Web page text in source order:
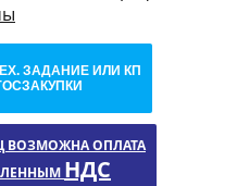
ЗАДАНИЕ ИЛИ КП
ВОЗМОЖНА ОПЛАТА
НДС